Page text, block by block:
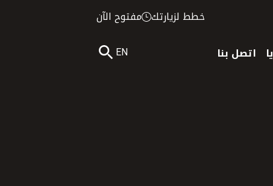
خطط لزيارتك مفتوح الآن
اتصل بنا EN